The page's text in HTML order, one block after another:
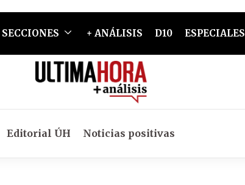
SECCIONES + ANÁLISIS D10 ESPECIALES
Editorial ÚH Noticias positivas